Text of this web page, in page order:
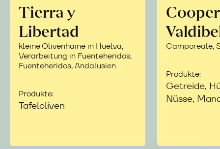
Tierra y
Libertad
kleine Olivenhaine in Huelva,
Verarbeitung in Fuenteheridos,
Fuenteheridos, Andalusien
Produkte:
Tafeloliven
Camporeale,
Produkte:
Getreide,
Nüsse,